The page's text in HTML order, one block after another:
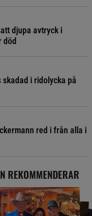
djupa avtryck i
död
skadad i ridolycka på
red i från alla i
REKOMMENDERAR